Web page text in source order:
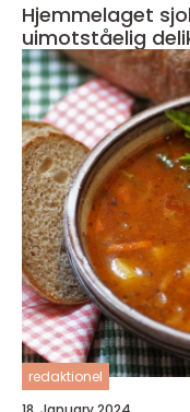
Hjemmelaget
uimotståelig
redaktionel